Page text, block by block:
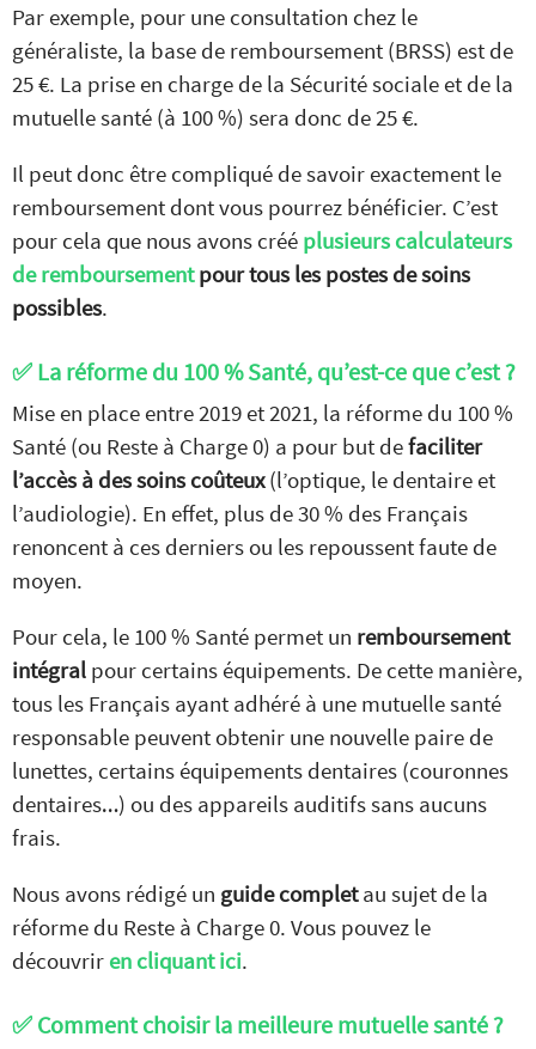
Par exemple, pour une consultation chez le
généraliste, la base de remboursement (BRSS) est de
25 €. La prise en charge de la Sécurité sociale et de la
mutuelle santé (à 100 %) sera donc de 25 €.
Il peut donc être compliqué de savoir exactement le
remboursement dont vous pourrez bénéficier. C’est
pour cela que nous avons créé plusieurs calculateurs
de remboursementpour tous les postes de soins
possibles.
✅ La réforme du 100 % Santé, qu’est-ce que c’est ?
Mise en place entre 2019 et 2021, la réforme du 100 %
Santé (ou Reste à Charge 0) a pour but defaciliter
l’accès à des soins coûteux(l’optique, le dentaire et
l’audiologie). En effet, plus de 30 % des Français
renoncent à ces derniers ou les repoussent faute de
moyen.
Pour cela, le 100 % Santé permet un remboursement
intégral pour certains équipements. De cette manière,
tous les Français ayant adhéré à une mutuelle santé
responsable peuvent obtenir une nouvelle paire de
lunettes, certains équipements dentaires (couronnes
dentaires…) ou des appareils auditifs sans aucuns
frais.
Nous avons rédigé un guide completau sujet de la
réforme du Reste à Charge 0. Vous pouvez le
découvrir en cliquant ici.
✅ Comment choisir la meilleure mutuelle santé ?